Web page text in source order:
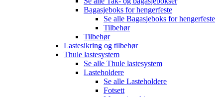
Bagasjeboks for hengerfeste
Se alle Bagasjeboks for hengerfeste
Tilbehør
Tilbehør
Lastesikring og tilbehør
Thule lastesystem
Se alle Thule lastesystem
Lasteholdere
Se alle Lasteholdere
Fotsett